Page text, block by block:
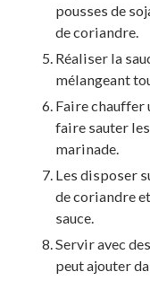
pousses de
de coriandre.
Réaliser la
mélangeant
Faire chauffer
faire sauter
marinade.
Les disposer
de coriandre
sauce.
Servir avec
peut ajouter